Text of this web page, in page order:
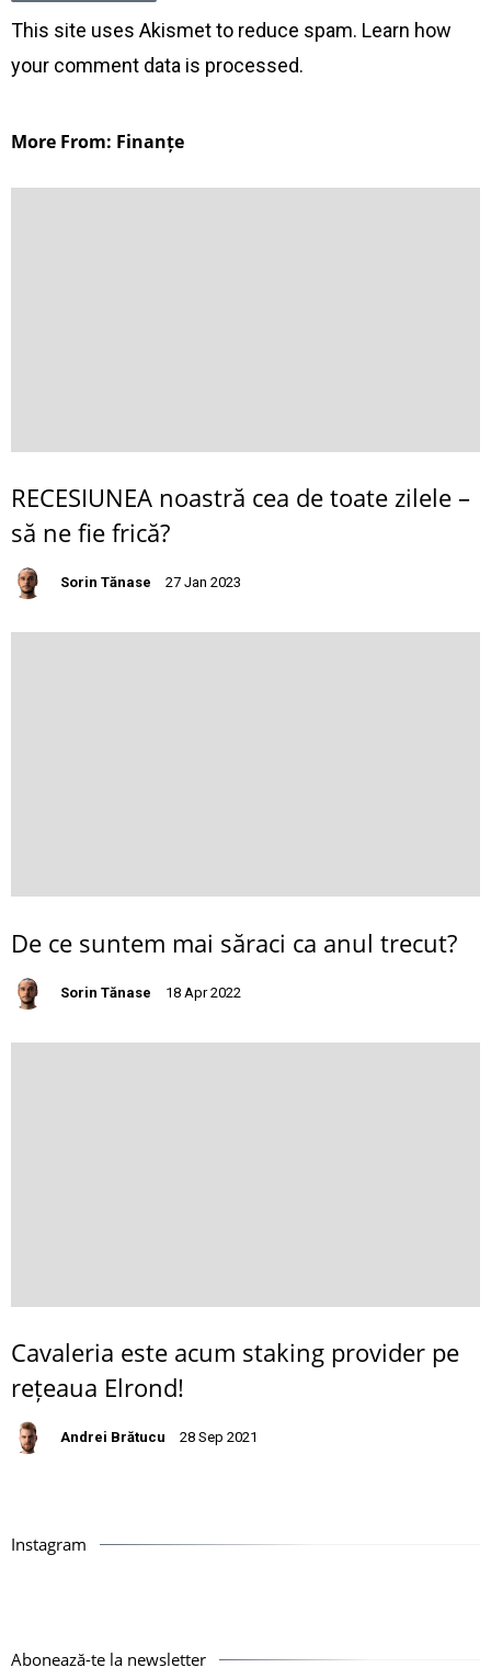
This site uses Akismet to reduce spam. Learn how
your comment data is processed.
More From: Finanțe
RECESIUNEA noastră cea de toate zilele –
să ne fie frică?
Sorin Tănase 27 Jan 2023
De ce suntem mai săraci ca anul trecut?
Sorin Tănase 18 Apr 2022
Cavaleria este acum staking provider pe
rețeaua Elrond!
Andrei Brătucu 28 Sep 2021
Instagram
Abonează-te la newsletter